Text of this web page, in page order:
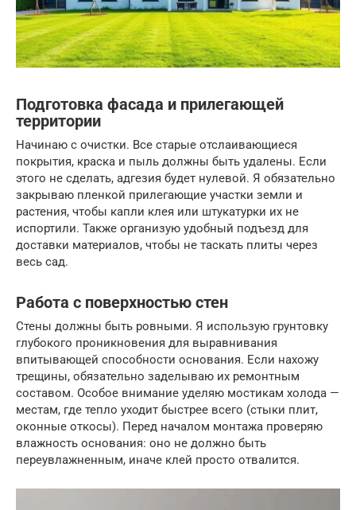
Подготовка фасада и прилегающей
территории
Начинаю с очистки. Все старые отслаивающиеся
покрытия, краска и пыль должны быть удалены. Если
этого не сделать, адгезия будет нулевой. Я обязательно
закрываю пленкой прилегающие участки земли и
растения, чтобы капли клея или штукатурки их не
испортили. Также организую удобный подъезд для
доставки материалов, чтобы не таскать плиты через
весь сад.
Работа с поверхностью стен
Стены должны быть ровными. Я использую грунтовку
глубокого проникновения для выравнивания
впитывающей способности основания. Если нахожу
трещины, обязательно заделываю их ремонтным
составом. Особое внимание уделяю мостикам холода —
местам, где тепло уходит быстрее всего (стыки плит,
оконные откосы). Перед началом монтажа проверяю
влажность основания: оно не должно быть
переувлажненным, иначе клей просто отвалится.